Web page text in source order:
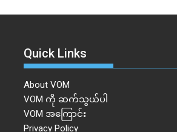
Quick Links
About VOM
VOM ကို ဆက်သွယ်ပါ
VOM အကြောင်း
Privacy Policy